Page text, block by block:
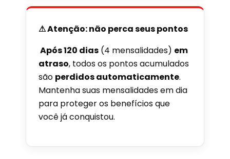
⚠ Atenção: não perca seus pontos
Após 120 dias (4 mensalidades) em
atraso, todos os pontos acumulados
são perdidos automaticamente.
Mantenha suas mensalidades em dia
para proteger os benefícios que
você já conquistou.